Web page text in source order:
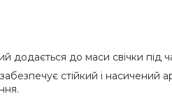
додається до маси свічки під
стійкий і насичений